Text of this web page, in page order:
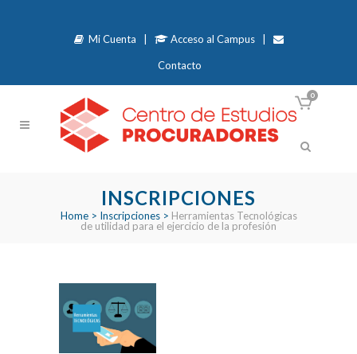
Mi Cuenta Acceso al Campus|
Contacto
0
INSCRIPCIONES
Home> Inscripciones> Herramientas Tecnológicas
de utilidad para el ejercicio de la profesión